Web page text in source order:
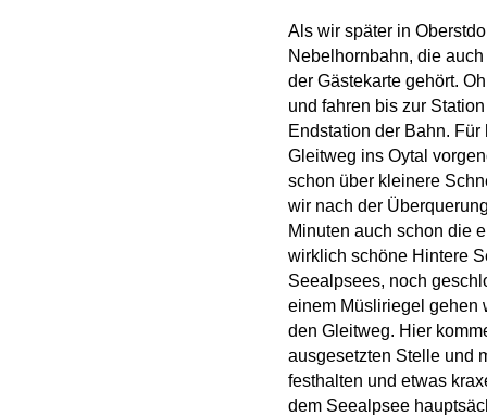
Als wir später in
Nebelhornbahn, die
der Gästekarte gehört.
und fahren bis zur
Endstation der Bahn.
Gleitweg ins Oytal
schon über kleinere
wir nach der
Minuten auch schon die
wirklich schöne Hintere
Seealpsees, noch
einem Müsliriegel gehen
den Gleitweg. Hier
ausgesetzten Stelle und
festhalten und etwas
dem Seealpsee